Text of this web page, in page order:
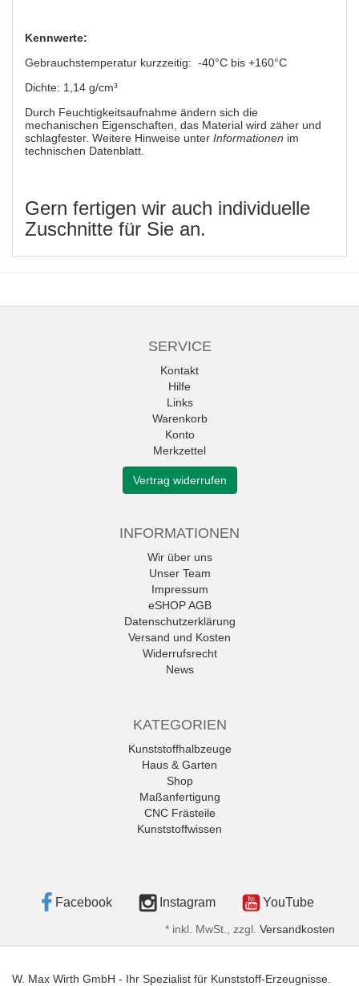
Kennwerte:
Gebrauchstemperatur kurzzeitig: -40°C bis +160°C
Dichte: 1,14 g/cm³
Durch Feuchtigkeitsaufnahme ändern sich die
mechanischen Eigenschaften, das Material wird zäher und
schlagfester. Weitere Hinweise unter Informationen im
technischen Datenblatt.
Gern fertigen wir auch individuelle
Zuschnitte für Sie an.
SERVICE
Kontakt
Hilfe
Links
Warenkorb
Konto
Merkzettel
Vertrag widerrufen
INFORMATIONEN
Wir über uns
Unser Team
Impressum
eSHOP AGB
Datenschutzerklärung
Versand und Kosten
Widerrufsrecht
News
KATEGORIEN
Kunststoffhalbzeuge
Haus & Garten
Shop
Maßanfertigung
CNC Frästeile
Kunststoffwissen
Facebook Instagram YouTube
* inkl. MwSt., zzgl. Versandkosten
W. Max Wirth GmbH - Ihr Spezialist für Kunststoff-Erzeugnisse.